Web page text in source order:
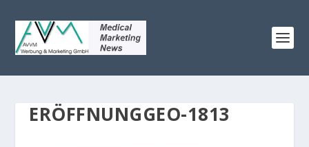
ERÖFFNUNGGEO-1813